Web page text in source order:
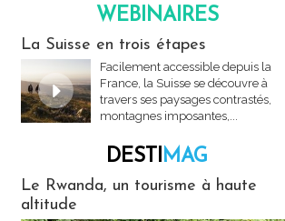
WEBINAIRES
La Suisse en trois étapes
Facilement accessible depuis la
France, la Suisse se découvre à
travers ses paysages contrastés,
montagnes imposantes,...
DESTIMAG
Le Rwanda, un tourisme à haute
altitude